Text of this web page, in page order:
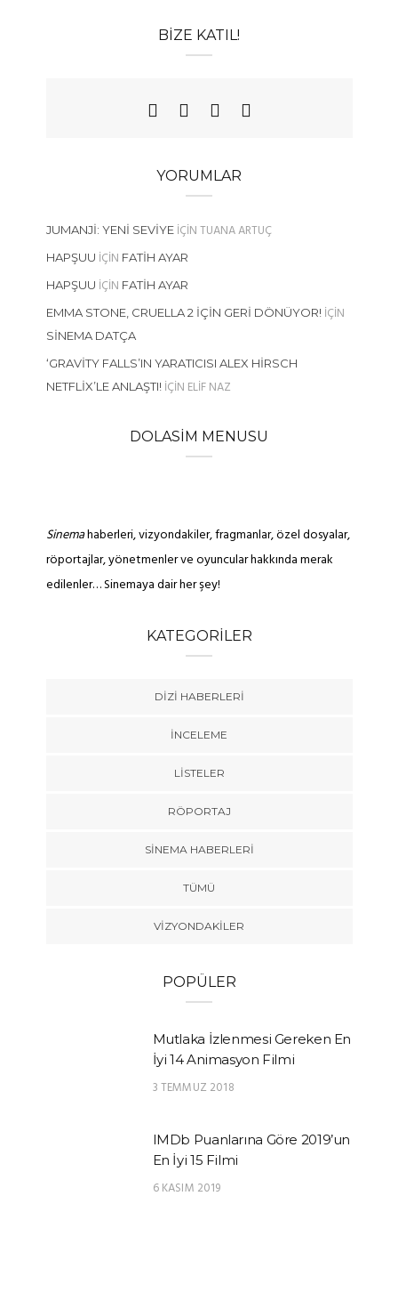
BIZE KATIL!
YORUMLAR
JUMANJI: YENI SEVIYEIÇINTUANA ARTUÇ
HAPŞUU IÇIN FATIH AYAR
HAPŞUU IÇIN FATIH AYAR
EMMA STONE, CRUELLA 2 İÇIN GERI DÖNÜYOR!IÇIN
SINEMA DATÇA
‘GRAVITY FALLS’IN YARATICISI ALEX HIRSCH
NETFLIX’LE ANLAŞTI!IÇIN ELIF NAZ
DOLASIM MENUSU
Sinemahaberleri, vizyondakiler, fragmanlar, özel dosyalar,
röportajlar, yönetmenler ve oyuncular hakkında merak
edilenler… Sinemaya dair her şey!
KATEGORILER
DIZI HABERLERI
İNCELEME
LISTELER
RÖPORTAJ
SINEMA HABERLERI
TÜMÜ
VIZYONDAKILER
POPÜLER
Mutlaka İzlenmesi Gereken En
İyi 14 Animasyon Filmi
3 TEMMUZ 2018
IMDb Puanlarına Göre 2019’un
En İyi 15 Filmi
6 KASIM 2019